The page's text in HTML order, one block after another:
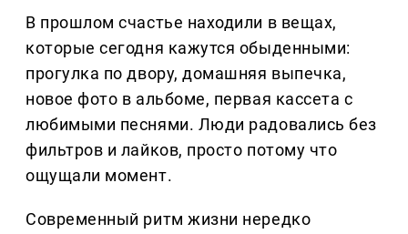
В прошлом счастье находили в вещах,
которые сегодня кажутся обыденными:
прогулка по двору, домашняя выпечка,
новое фото в альбоме, первая кассета с
любимыми песнями. Люди радовались без
фильтров и лайков, просто потому что
ощущали момент.
Современный ритм жизни нередко